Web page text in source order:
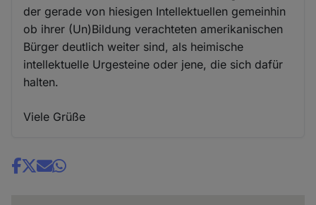
der gerade von hiesigen Intellektuellen gemeinhin
ob ihrer (Un)Bildung verachteten amerikanischen
Bürger deutlich weiter sind, als heimische
intellektuelle Urgesteine oder jene, die sich dafür
halten.
Viele Grüße
Share